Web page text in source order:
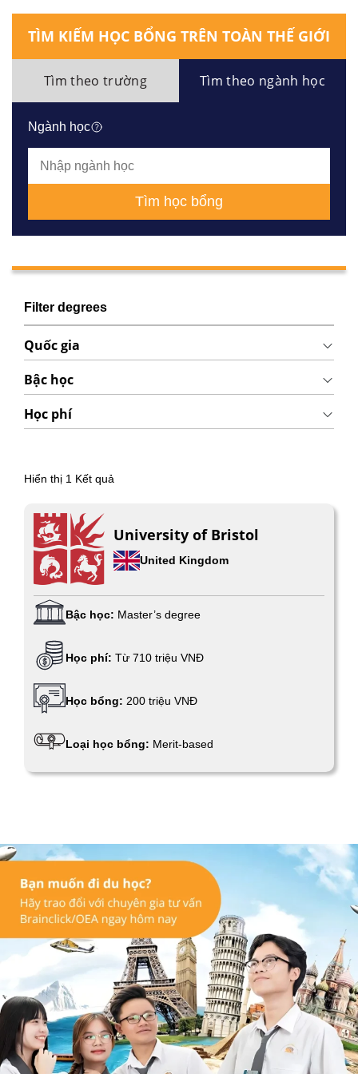
TÌM KIẾM HỌC BỔNG TRÊN TOÀN THẾ GIỚI
Tìm theo trường Tìm theo ngành học
Ngành học
Tìm học bổng
Filter degrees
Quốc gia
Bậc học
Học phí
Hiển thị 1 Kết quả
University of Bristol
United Kingdom
Bậc học: Master’s degree
Học phí: Từ 710 triệu VNĐ
Học bổng: 200 triệu VNĐ
Loại học bổng: Merit-based